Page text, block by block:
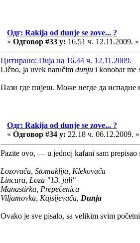
Одг: Rakija od dunje se zove... ?
« Одговор #33 у: 16.51 ч. 12.11.2009. »
Цитирано: Duja на 16.44 ч. 12.11.2009.
Lično, ja uvek naručim dunju i konobar me
Пази где пијеш. Може негде да испадне
Одг: Rakija od dunje se zove... ?
« Одговор #34 у: 22.18 ч. 06.12.2009. »
Pazite ovo, — u jednoj kafani sam prepisao
Lozovača, Stomaklija, Klekovača
Lincura, Loza "13. juli"
Manastirka, Prepečenica
Viljamovka, Kajsijevača, Dunja
Ovako je sve pisalo, sa velikim svim